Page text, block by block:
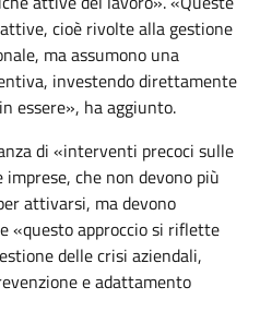
cioè rivolte alla gestione
ma assumono una
investendo direttamente
essere», ha aggiunto.
di «interventi precoci sulle
che non devono più
attivarsi, ma devono
«questo approccio si riflette
delle crisi aziendali,
e adattamento